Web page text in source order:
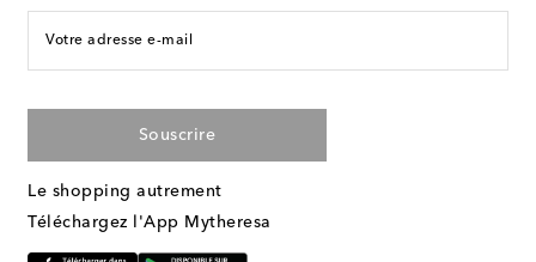
Votre adresse e-mail
Souscrire
Le shopping autrement
Téléchargez l'App Mytheresa